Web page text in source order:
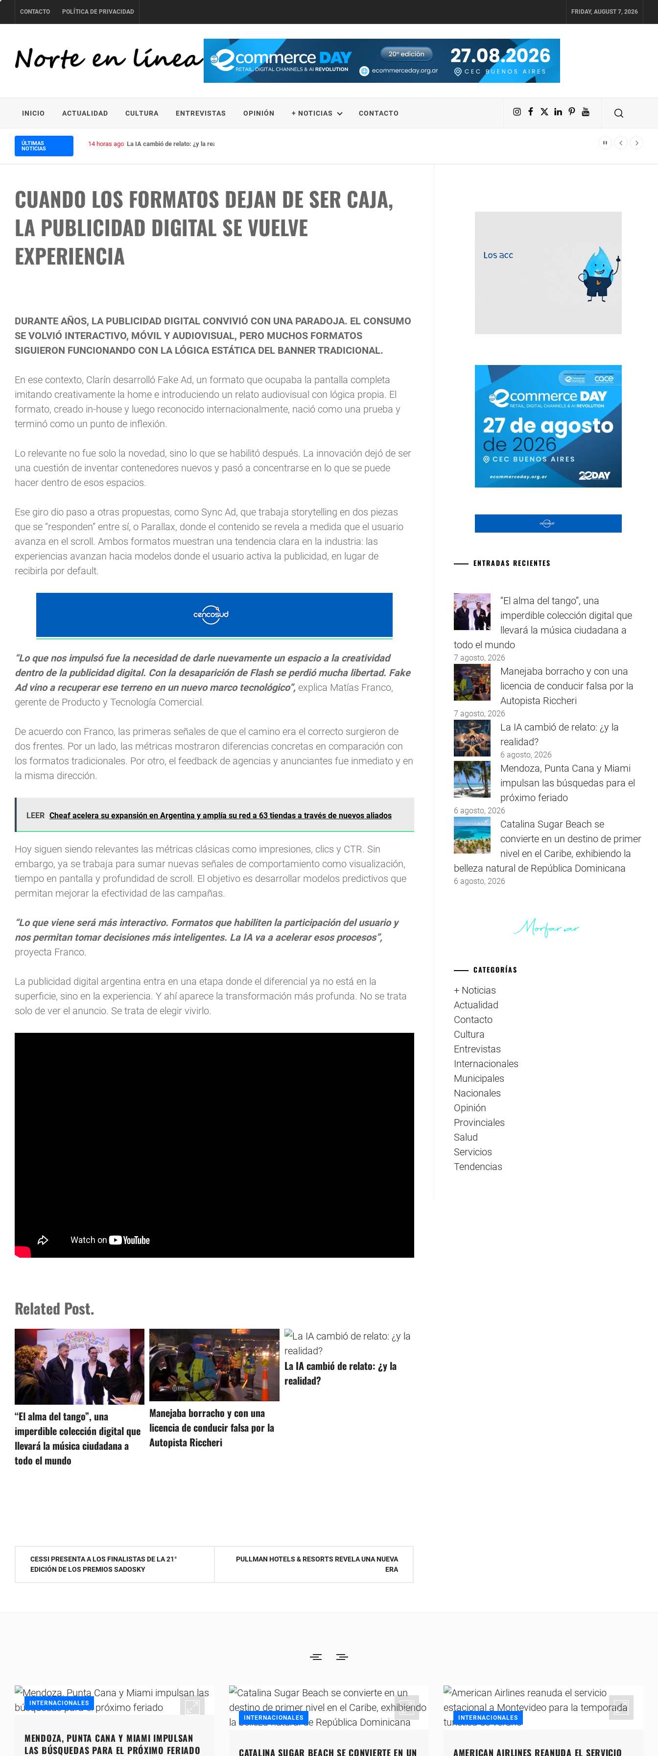
to
CONTACTO POLÍTICA DE PRIVACIDAD FRIDAY, AUGUST 7, 2026
INICIO ACTUALIDAD CULTURA ENTREVISTAS OPINIÓN + NOTICIAS CONTACTO Instagram
Facebook
X LinkedIn
PinterestYouTube
ÚLTIMAS
NOTICIAS
14 horas ago La IA cambió de relato: ¿y la realidad?
CUANDO LOS FORMATOS DEJAN DE SER CAJA,
LA PUBLICIDAD DIGITAL SE VUELVE
EXPERIENCIA
DURANTE AÑOS, LA PUBLICIDAD DIGITAL CONVIVIÓ CON UNA PARADOJA. EL CONSUMO
SE VOLVIÓ INTERACTIVO, MÓVIL Y AUDIOVISUAL, PERO MUCHOS FORMATOS
SIGUIERON FUNCIONANDO CON LA LÓGICA ESTÁTICA DEL BANNER TRADICIONAL.
En ese contexto, Clarín desarrolló Fake Ad, un formato que ocupaba la pantalla completa
imitando creativamente la home e introduciendo un relato audiovisual con lógica propia. El
formato, creado in-house y luego reconocido internacionalmente, nació como una prueba y
terminó como un punto de inflexión.
Lo relevante no fue solo la novedad, sino lo que se habilitó después. La innovación dejó de ser
una cuestión de inventar contenedores nuevos y pasó a concentrarse en lo que se puede
hacer dentro de esos espacios.
Ese giro dio paso a otras propuestas, como Sync Ad, que trabaja storytelling en dos piezas
que se “responden” entre sí, o Parallax, donde el contenido se revela a medida que el usuario
avanza en el scroll. Ambos formatos muestran una tendencia clara en la industria: las
experiencias avanzan hacia modelos donde el usuario activa la publicidad, en lugar de
recibirla por default.
“Lo que nos impulsó fue la necesidad de darle nuevamente un espacio a la creatividad
dentro de la publicidad digital. Con la desaparición de Flash se perdió mucha libertad. Fake
Ad vino a recuperar ese terreno en un nuevo marco tecnológico”, explica Matías Franco,
gerente de Producto y Tecnología Comercial.
De acuerdo con Franco, las primeras señales de que el camino era el correcto surgieron de
dos frentes. Por un lado, las métricas mostraron diferencias concretas en comparación con
los formatos tradicionales. Por otro, el feedback de agencias y anunciantes fue inmediato y en
la misma dirección.
LEER Cheaf acelera su expansión en Argentina y amplía su red a 63 tiendas a través de nuevos aliados
Hoy siguen siendo relevantes las métricas clásicas como impresiones, clics y CTR. Sin
embargo, ya se trabaja para sumar nuevas señales de comportamiento como visualización,
tiempo en pantalla y profundidad de scroll. El objetivo es desarrollar modelos predictivos que
permitan mejorar la efectividad de las campañas.
“Lo que viene será más interactivo. Formatos que habiliten la participación del usuario y
nos permitan tomar decisiones más inteligentes. La IA va a acelerar esos procesos”,
proyecta Franco.
La publicidad digital argentina entra en una etapa donde el diferencial ya no está en la
superficie, sino en la experiencia. Y ahí aparece la transformación más profunda. No se trata
solo de ver el anuncio. Se trata de elegir vivirlo.
Related Post.
“El alma del tango”, una
imperdible colección digital que
llevará la música ciudadana a
todo el mundo
Manejaba borracho y con una
licencia de conducir falsa por la
Autopista Riccheri
La IA cambió de relato: ¿y la
realidad?
Navegación
CESSI PRESENTA A LOS FINALISTAS DE LA 21°
EDICIÓN DE LOS PREMIOS SADOSKY
PULLMAN HOTELS & RESORTS REVELA UNA NUEVA
ERA
ENTRADAS RECIENTES
“El alma del tango”, una
imperdible colección digital que
llevará la música ciudadana a
todo el mundo
7 agosto, 2026
Manejaba borracho y con una
licencia de conducir falsa por la
Autopista Riccheri
7 agosto, 2026
La IA cambió de relato: ¿y la
realidad?
6 agosto, 2026
Mendoza, Punta Cana y Miami
impulsan las búsquedas para el
próximo feriado
6 agosto, 2026
Catalina Sugar Beach se
convierte en un destino de primer
nivel en el Caribe, exhibiendo la
belleza natural de República Dominicana
6 agosto, 2026
CATEGORÍAS
+ Noticias
Actualidad
Contacto
Cultura
Entrevistas
Internacionales
Municipales
Nacionales
Opinión
Provinciales
Salud
Servicios
Tendencias
INTERNACIONALES
MENDOZA, PUNTA CANA Y MIAMI IMPULSAN
LAS BÚSQUEDAS PARA EL PRÓXIMO FERIADO
INTERNACIONALES
CATALINA SUGAR BEACH SE CONVIERTE EN UN
INTERNACIONALES
AMERICAN AIRLINES REANUDA EL SERVICIO